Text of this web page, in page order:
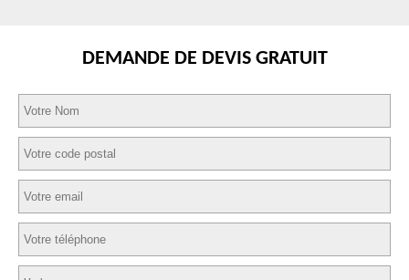
DEMANDE DE DEVIS GRATUIT